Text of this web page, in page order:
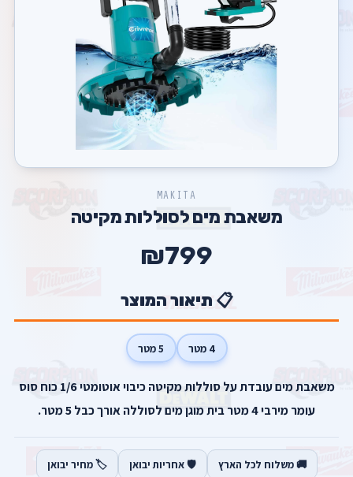
MAKITA
משאבת מים לסוללות מקיטה
₪799
📋 תיאור המוצר
4 מטר 5 מטר
משאבת מים עובדת על סוללות מקיטה כיבוי אוטומטי 1/6 כוח סוס
עומר מירבי 4 מטר בית מוגן מים לסוללה אורך כבל 5 מטר.
🚚 משלוח לכל הארץ 🛡️ אחריות יבואן 🏷️ מחיר יבואן